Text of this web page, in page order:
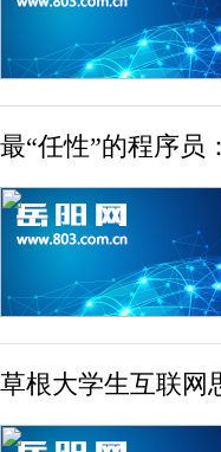
最“任性”的程序员
草根大学生互联网